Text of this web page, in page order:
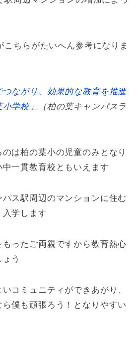
こちらがたいへん参考になりま
ながり、効果的な教育を推進
学校」
（柏の葉キャンパスラ
は柏の葉小の児童のみとなり
一貫教育校ともいえます
ス駅周辺のマンションに住む
学します
ったご両親ですから教育熱心
う
コミュニティができあがり、
僕も頑張ろう！となりやすい